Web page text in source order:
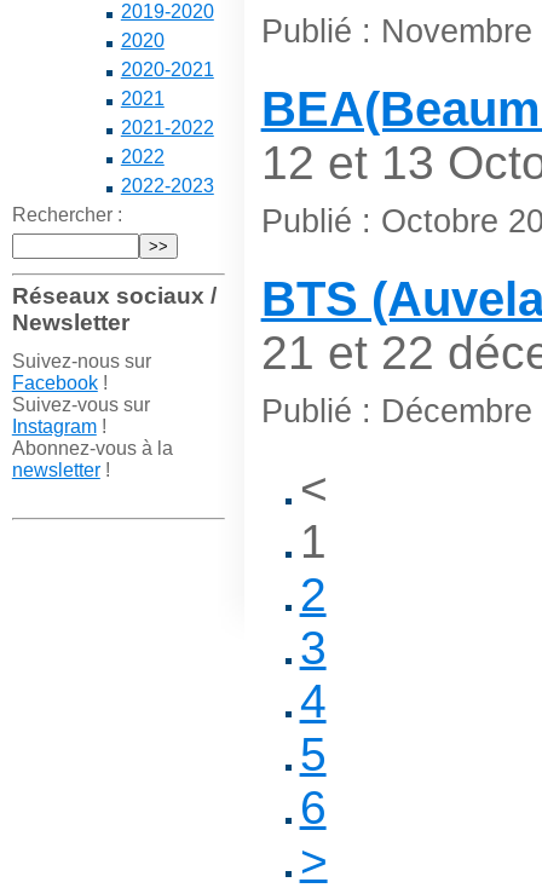
2019-2020
2020
2020-2021
2021
2021-2022
2022
2022-2023
Rechercher :
Réseaux sociaux /
Newsletter
Suivez-nous sur
Facebook!
Suivez-vous sur
Instagram!
Abonnez-vous à la
newsletter!
Publié : Novembre
12 et 13
Publié : Octobre
BTS
21 et 22
Publié : Décembre
<
1
2
3
4
5
6
>